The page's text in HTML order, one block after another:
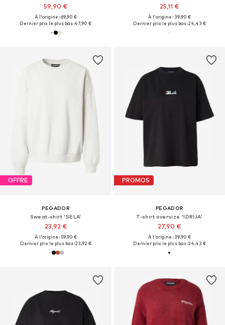
59,90 €
À l'origine : 69,90 €
Dernier prix le plus bas :47,90 €
25,11 €
À l'origine : 39,90 €
Dernier prix le plus bas :24,43 €
OFFRE
PEGADOR
Sweat-shirt 'SELA'
23,92 €
À l'origine : 59,90 €
Dernier prix le plus bas :23,92 €
PROMOS
PEGADOR
T-shirt oversize 'IDRIJA'
27,90 €
À l'origine : 39,90 €
Dernier prix le plus bas :24,43 €